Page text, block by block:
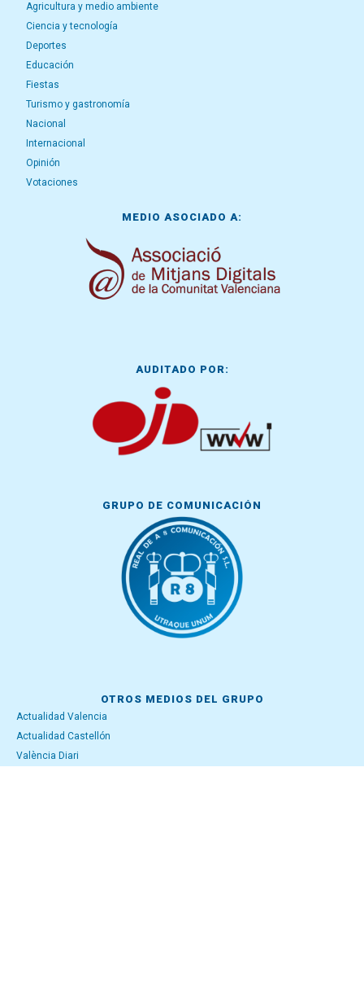
Agricultura y medio ambiente
Ciencia y tecnología
Deportes
Educación
Fiestas
Turismo y gastronomía
Nacional
Internacional
Opinión
Votaciones
MEDIO ASOCIADO A:
AUDITADO POR:
GRUPO DE COMUNICACIÓN
OTROS MEDIOS DEL GRUPO
Actualidad Valencia
Actualidad Castellón
València Diari